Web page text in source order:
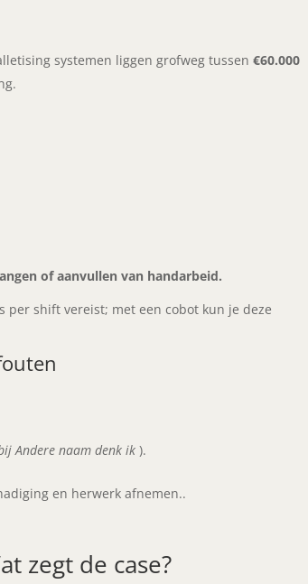
systemen liggen grofweg tussen€60.000
of aanvullen van handarbeid.
shift vereist; met een cobot kun je deze
Andere naam denk ik).
en herwerk afnemen..
zegt de case?